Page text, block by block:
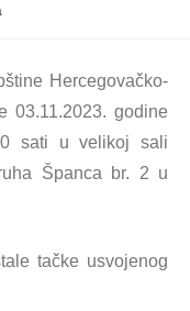
Hercegovačko-
03.11.2023. godine
sati u velikoj sali
Španca br. 2 u
tačke usvojenog